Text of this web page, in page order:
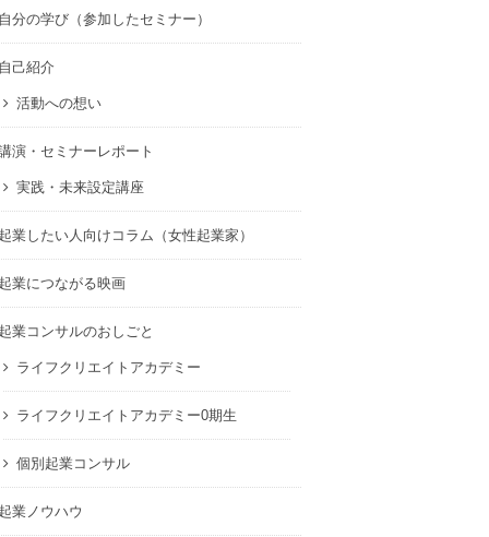
自分の学び（参加したセミナー）
自己紹介
活動への想い
演・セミナーレポート
実践・未来設定講座
起業したい人向けコラム（女性起業家）
起業につながる映画
起業コンサルのおしごと
ライフクリエイトアカデミー
ライフクリエイトアカデミー0期生
個別起業コンサル
起業ノウハウ